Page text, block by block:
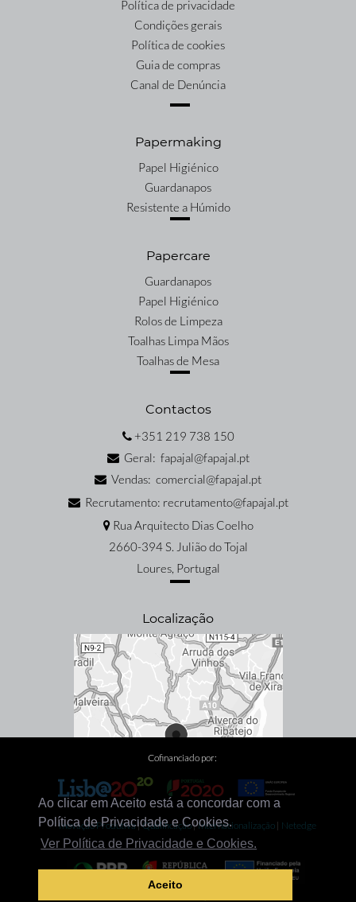
Ao clicar em Aceito está a concordar com a
Política de Privacidade e Cookies.
Ver Política de Privacidade e Cookies.
Aceito
Política de privacidade
Condições gerais
Política de cookies
Guia de compras
Canal de Denúncia
Papermaking
Papel Higiénico
Guardanapos
Resistente a Húmido
Papercare
Guardanapos
Papel Higiénico
Rolos de Limpeza
Toalhas Limpa Mãos
Toalhas de Mesa
Contactos
+351 219 738 150
Geral: fapajal@fapajal.pt
Vendas: comercial@fapajal.pt
Recrutamento: recrutamento@fapajal.pt
Rua Arquitecto Dias Coelho
2660-394 S. Julião do Tojal
Loures, Portugal
Localização
Cofinanciado por:
Inovação Produtiva|Qualificação|Internacionalização| Netedge